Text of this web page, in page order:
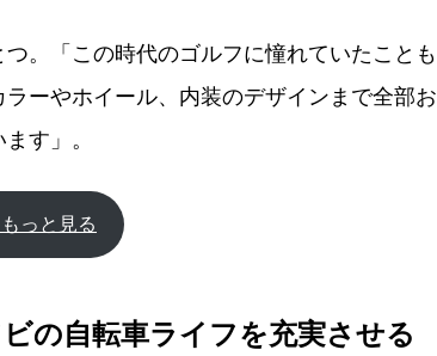
。「この時代のゴルフに憧れていたことも
ーやホイール、内装のデザインまで全部お
す」。
っと見る
の自転車ライフを充実させる